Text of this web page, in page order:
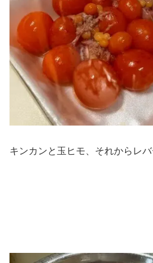
キンカンと玉ヒモ、それからレバ